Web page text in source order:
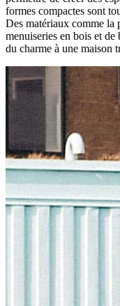
formes compactes sont
Des matériaux comme la
menuiseries en bois et
du charme à une maison